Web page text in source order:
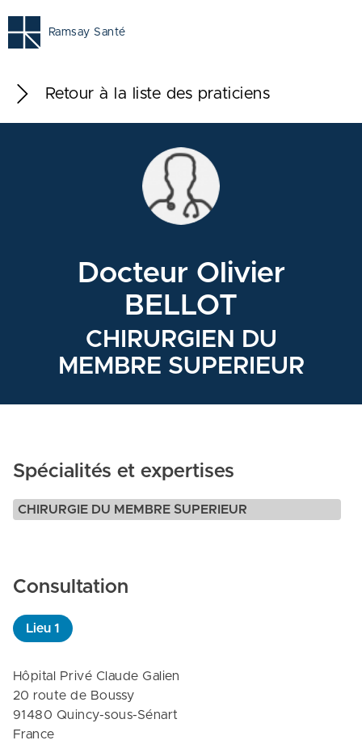
Ramsay Santé
Retour à la liste des praticiens
Docteur Olivier
BELLOT
CHIRURGIEN DU
MEMBRE SUPERIEUR
Spécialités et expertises
CHIRURGIE DU MEMBRE SUPERIEUR
Consultation
Lieu 1
Hôpital Privé Claude Galien
20 route de Boussy
91480 Quincy-sous-Sénart
France